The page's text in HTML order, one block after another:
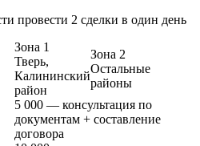
провести 2 сделки в один день
Зона 1
Тверь,
Калининский
район
Зона 2
Остальные
районы
5 000 — консультация по
документам + составление
договора